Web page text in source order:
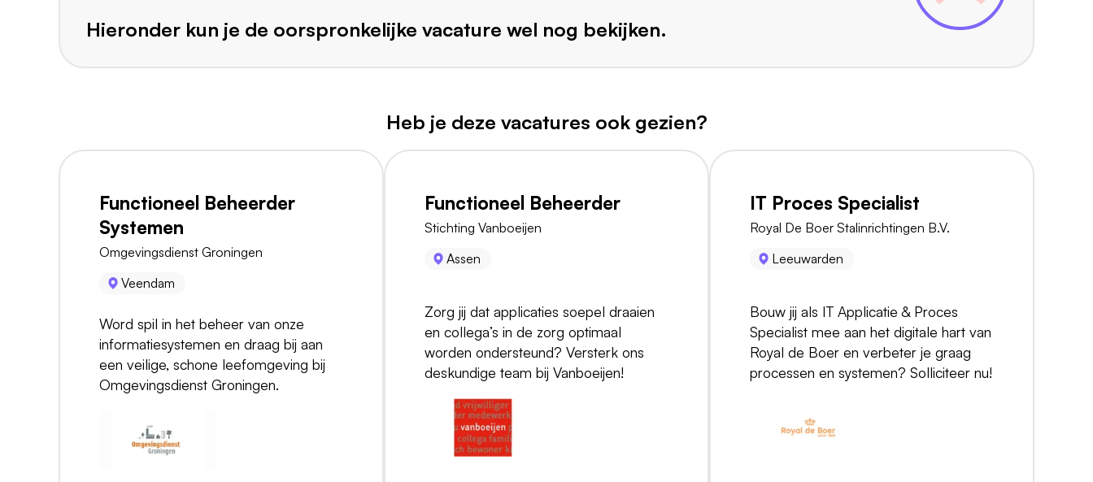
Hieronder kun je de oorspronkelijke vacature wel nog bekijken.
Heb je deze vacatures ook gezien?
Functioneel Beheerder
Systemen
Omgevingsdienst Groningen
Veendam
Word spil in het beheer van onze
informatiesystemen en draag bij aan
een veilige, schone leefomgeving bij
Omgevingsdienst Groningen.
Functioneel Beheerder
Stichting Vanboeijen
Assen
Zorg jij dat applicaties soepel draaien
en collega’s in de zorg optimaal
worden ondersteund? Versterk ons
deskundige team bij Vanboeijen!
IT Proces Specialist
Royal De Boer Stalinrichtingen B.V.
Leeuwarden
Bouw jij als IT Applicatie & Proces
Specialist mee aan het digitale hart van
Royal de Boer en verbeter je graag
processen en systemen? Solliciteer nu!